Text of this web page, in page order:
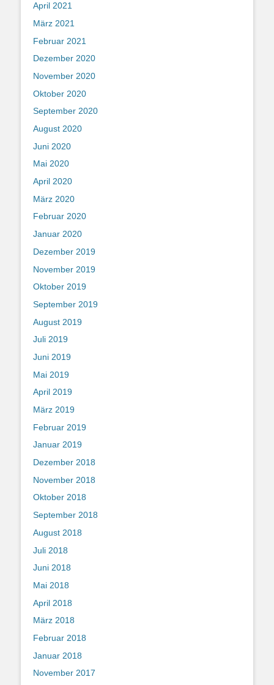
April 2021
März 2021
Februar 2021
Dezember 2020
November 2020
Oktober 2020
September 2020
August 2020
Juni 2020
Mai 2020
April 2020
März 2020
Februar 2020
Januar 2020
Dezember 2019
November 2019
Oktober 2019
September 2019
August 2019
Juli 2019
Juni 2019
Mai 2019
April 2019
März 2019
Februar 2019
Januar 2019
Dezember 2018
November 2018
Oktober 2018
September 2018
August 2018
Juli 2018
Juni 2018
Mai 2018
April 2018
März 2018
Februar 2018
Januar 2018
November 2017